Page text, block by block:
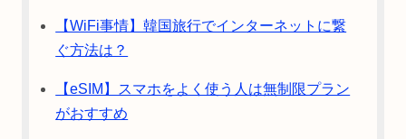
【WiFi事情】韓国旅行でインターネットに繋
ぐ方法は？
【eSIM】スマホをよく使う人は無制限プラン
がおすすめ